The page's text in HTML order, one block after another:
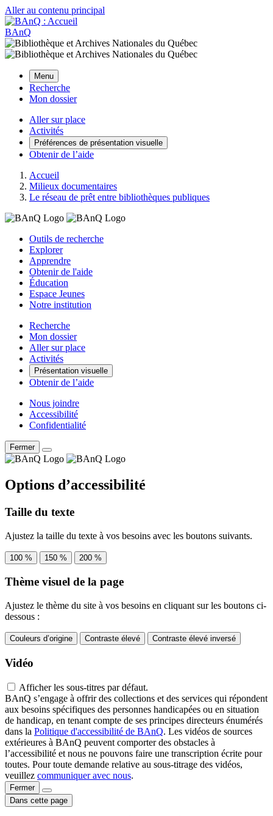
Aller au contenu principal
BAnQ
Menu
Recherche
Mon dossier
Aller sur place
Activités
Préférences de présentation visuelle
Obtenir de l’aide
Accueil
Milieux documentaires
Le réseau de prêt entre bibliothèques publiques
Outils de recherche
Explorer
Apprendre
Obtenir de l'aide
Éducation
Espace Jeunes
Notre institution
Recherche
Mon dossier
Aller sur place
Activités
Présentation visuelle
Obtenir de l’aide
Nous joindre
Accessibilité
Confidentialité
Fermer
Options d’accessibilité
Taille du texte
Ajustez la taille du texte à vos besoins avec les boutons suivants.
100 % 150 % 200 %
Thème visuel de la page
Ajustez le thème du site à vos besoins en cliquant sur les boutons ci-
dessous :
Couleurs d’origine Contraste élevé Contraste élevé inversé
Vidéo
Afficher les sous-titres par défaut.
BAnQ s’engage à offrir des collections et des services qui répondent
aux besoins spécifiques des personnes handicapées ou en situation
de handicap, en tenant compte de ses principes directeurs énumérés
dans la Politique d'accessibilité de BAnQ. Les vidéos de sources
extérieures à BAnQ peuvent comporter des obstacles à
l’accessibilité et nous ne pouvons faire une transcription écrite pour
toutes. Pour toute demande relative au sous-titrage des vidéos,
veuillez communiquer avec nous.
Fermer
Dans cette page